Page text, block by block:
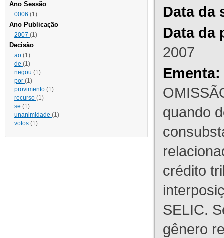
Ano Sessão
0006 (1)
Ano Publicação
2007 (1)
Decisão
ao (1)
de (1)
negou (1)
por (1)
provimento (1)
recurso (1)
se (1)
unanimidade (1)
votos (1)
Data da
Data da
2007
Ementa:
quando
crédito
SELIC.
gênero